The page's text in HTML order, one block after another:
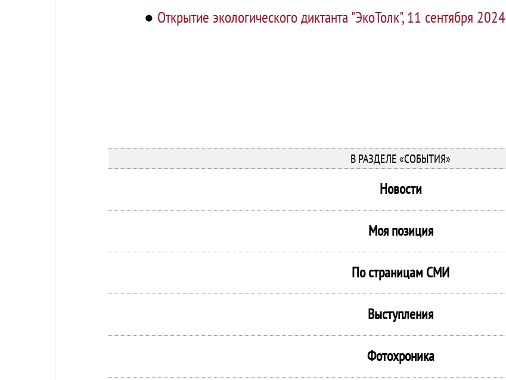
● Открытие экологического диктанта "ЭкоТолк", 11 сентября 2024
В РАЗДЕЛЕ «СОБЫТИЯ»
Новости
Моя позиция
По страницам СМИ
Выступления
Фотохроника